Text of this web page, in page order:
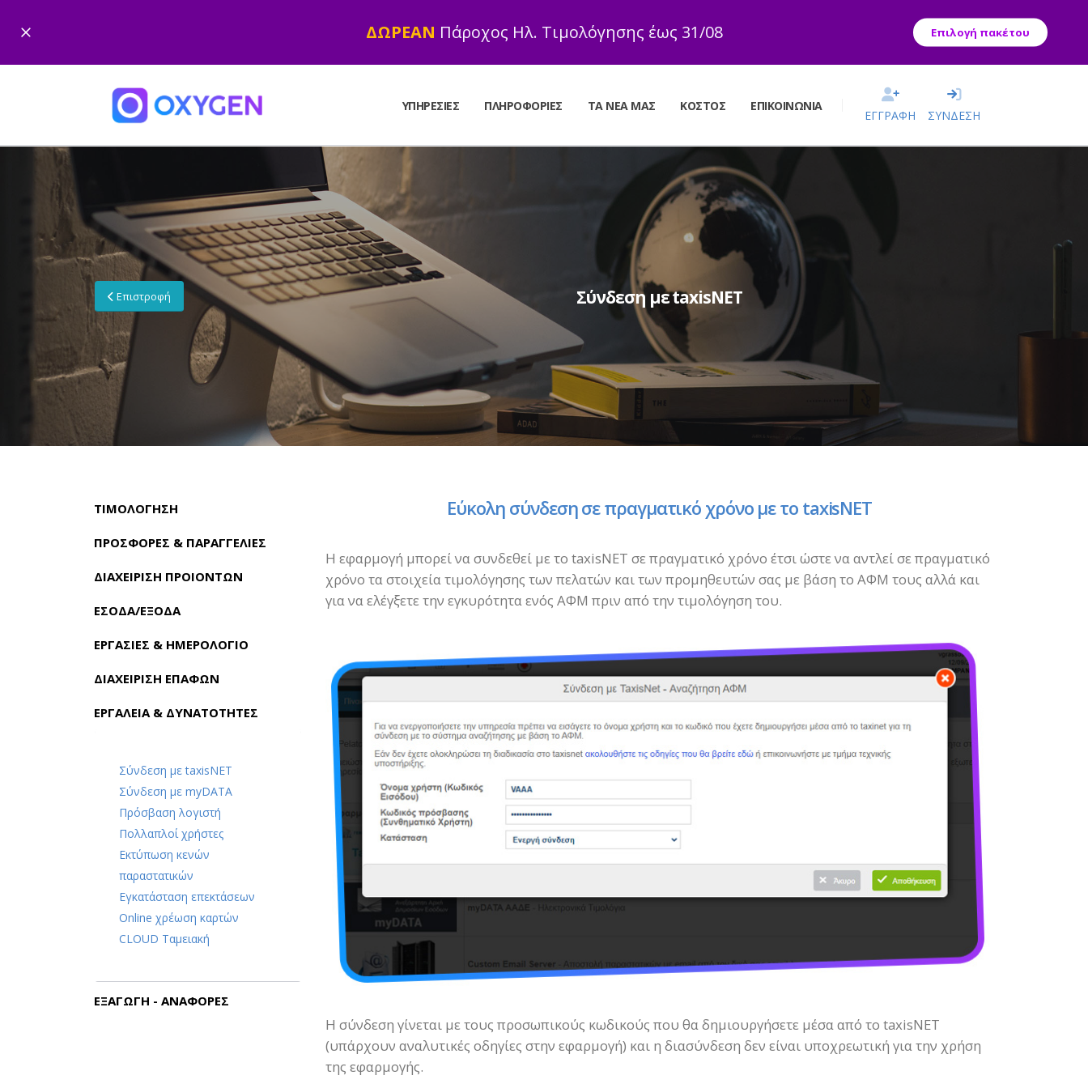
ΔΩΡΕΑΝ Πάροχος Ηλ. Τιμολόγησης έως 31/08 Επιλογή πακέτου
ΥΠΗΡΕΣΊΕΣ ΠΛΗΡΟΦΟΡΊΕΣ ΤΑ ΝΈΑ ΜΑΣ ΚΌΣΤΟΣ ΕΠΙΚΟΙΝΩΝΊΑ
ΕΓΓΡΑΦΗ ΣΥΝΔΕΣΗ
Επιστροφή Σύνδεση με taxisNET
ΤΙΜΟΛΟΓΗΣΗ
ΠΡΟΣΦΟΡΕΣ & ΠΑΡΑΓΓΕΛΙΕΣ
ΔΙΑΧΕΙΡΙΣΗ ΠΡΟΙΟΝΤΩΝ
ΕΣΟΔΑ/ΕΞΟΔΑ
ΕΡΓΑΣΙΕΣ & ΗΜΕΡΟΛΟΓΙΟ
ΔΙΑΧΕΙΡΙΣΗ ΕΠΑΦΩΝ
ΕΡΓΑΛΕΙΑ & ΔΥΝΑΤΟΤΗΤΕΣ
Σύνδεση με taxisNET
Σύνδεση με myDATA
Πρόσβαση λογιστή
Πολλαπλοί χρήστες
Εκτύπωση κενών
παραστατικών
Εγκατάσταση επεκτάσεων
Online χρέωση καρτών
CLOUD Ταμειακή
ΕΞΑΓΩΓΗ - ΑΝΑΦΟΡΕΣ
Εύκολη σύνδεση σε πραγματικό χρόνο με το taxisNET
Η εφαρμογή μπορεί να συνδεθεί με το taxisNET σε πραγματικό χρόνο έτσι ώστε να αντλεί σε πραγματικό
χρόνο τα στοιχεία τιμολόγησης των πελατών και των προμηθευτών σας με βάση το ΑΦΜ τους αλλά και
για να ελέγξετε την εγκυρότητα ενός ΑΦΜ πριν από την τιμολόγηση του.
Η σύνδεση γίνεται με τους προσωπικούς κωδικούς που θα δημιουργήσετε μέσα από το taxisNET
(υπάρχουν αναλυτικές οδηγίες στην εφαρμογή) και η διασύνδεση δεν είναι υποχρεωτική για την χρήση
της εφαρμογής.